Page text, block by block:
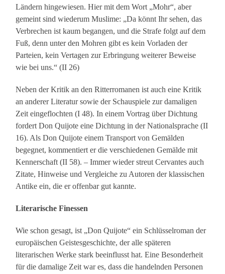
Ländern hingewiesen. Hier mit dem Wort „Mohr“, aber
gemeint sind wiederum Muslime: „Da könnt Ihr sehen, das
Verbrechen ist kaum begangen, und die Strafe folgt auf dem
Fuß, denn unter den Mohren gibt es kein Vorladen der
Parteien, kein Vertagen zur Erbringung weiterer Beweise
wie bei uns.“ (II 26)
Neben der Kritik an den Ritterromanen ist auch eine Kritik
an anderer Literatur sowie der Schauspiele zur damaligen
Zeit eingeflochten (I 48). In einem Vortrag über Dichtung
fordert Don Quijote eine Dichtung in der Nationalsprache (II
16). Als Don Quijote einem Transport von Gemälden
begegnet, kommentiert er die verschiedenen Gemälde mit
Kennerschaft (II 58). – Immer wieder streut Cervantes auch
Zitate, Hinweise und Vergleiche zu Autoren der klassischen
Antike ein, die er offenbar gut kannte.
Literarische Finessen
Wie schon gesagt, ist „Don Quijote“ ein Schlüsselroman der
europäischen Geistesgeschichte, der alle späteren
literarischen Werke stark beeinflusst hat. Eine Besonderheit
für die damalige Zeit war es, dass die handelnden Personen